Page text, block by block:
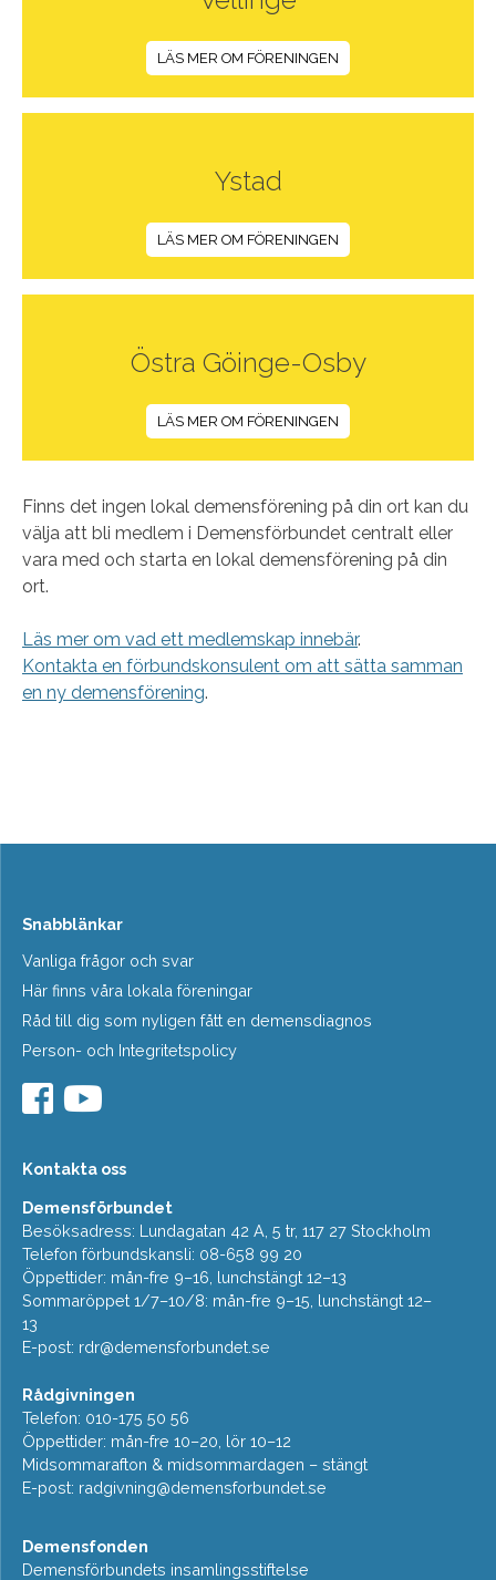
LÄS MER OM FÖRENINGEN
Ystad
LÄS MER OM FÖRENINGEN
Östra Göinge-Osby
LÄS MER OM FÖRENINGEN
Finns det ingen lokal demensförening på din ort kan du
välja att bli medlem i Demensförbundet centralt eller
vara med och starta en lokal demensförening på din
ort.
Läs mer om vad ett medlemskap innebär.
Kontakta en förbundskonsulent om att sätta samman
en ny demensförening.
Snabblänkar
Vanliga frågor och svar
Här finns våra lokala föreningar
Råd till dig som nyligen fått en demensdiagnos
Person- och Integritetspolicy
Kontakta oss
Demensförbundet
Besöksadress: Lundagatan 42 A, 5 tr, 117 27 Stockholm
Telefon förbundskansli: 08-658 99 20
Öppettider: mån-fre 9–16, lunchstängt 12–13
Sommaröppet 1/7–10/8: mån-fre 9–15, lunchstängt 12–
13
E-post: rdr@demensforbundet.se
Rådgivningen
Telefon: 010-175 50 56
Öppettider: mån-fre 10–20, lör 10–12
Midsommarafton & midsommardagen – stängt
E-post: radgivning@demensforbundet.se
Demensfonden
Demensförbundets insamlingsstiftelse